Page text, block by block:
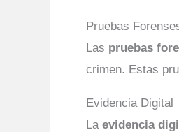
Pruebas
Las pruebas
crimen. Estas
Evidencia Digital
La evidencia